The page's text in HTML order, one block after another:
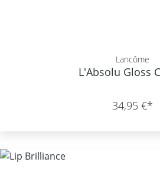
Lancôme
L'Absolu Gloss
34,95 €*